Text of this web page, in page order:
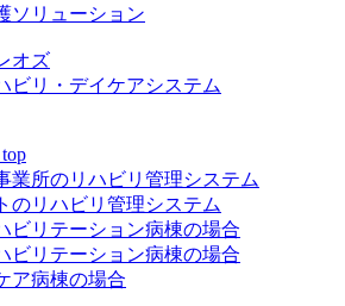
ソリューション
オズ
ビリ・デイケアシステム
業所のリハビリ管理システム
のリハビリ管理システム
ビリテーション病棟の場合
ビリテーション病棟の場合
ア病棟の場合